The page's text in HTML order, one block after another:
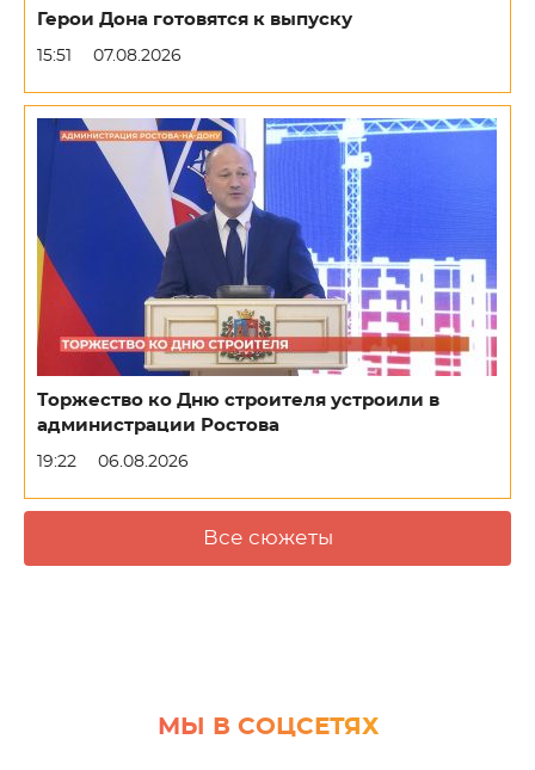
Герои Дона готовятся к выпуску
15:51 07.08.2026
Торжество ко Дню строителя устроили в
администрации Ростова
19:22 06.08.2026
Все сюжеты
МЫ В СОЦСЕТЯХ